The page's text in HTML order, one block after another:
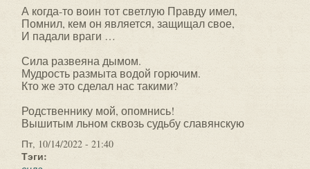
А когда-то воин тот светлую Правду имел,
Помнил, кем он является, защищал свое,
И падали враги …
Сила развеяна дымом.
Мудрость размыта водой горючим.
Кто же это сделал нас такими?
Родственнику мой, опомнись!
Вышитым льном сквозь судьбу славянскую
Пт, 10/14/2022 - 21:40
Тэги: